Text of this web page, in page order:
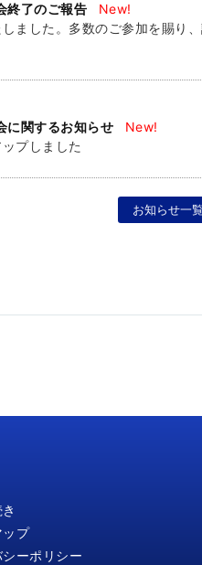
終了のご報告
New!
ました。多数のご参加を賜り
に関するお知らせ
New!
プしました
お知らせ一覧
プ
ーポリシー